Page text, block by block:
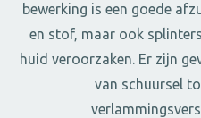
bewerking is een goede
en stof, maar ook
huid veroorzaken. Er zijn
van schuursel